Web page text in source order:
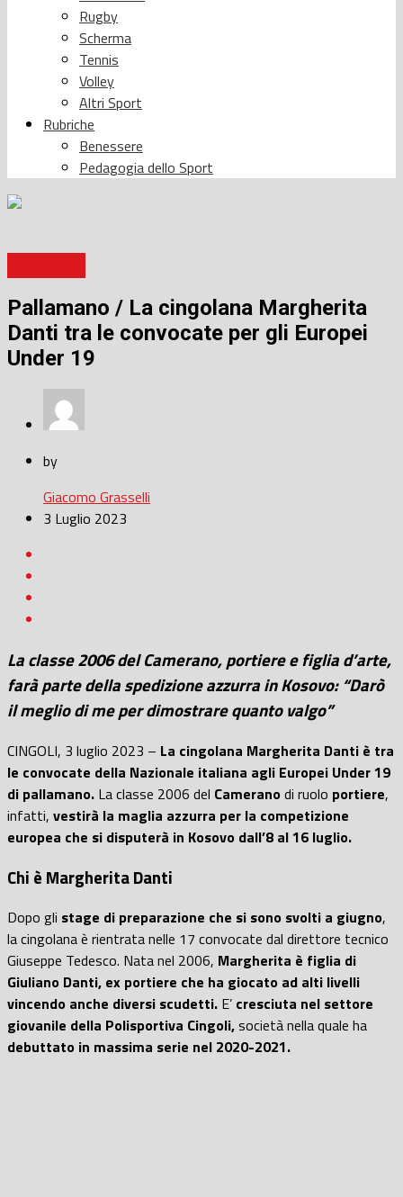
Rugby
Scherma
Tennis
Volley
Altri Sport
Rubriche
Benessere
Pedagogia dello Sport
Pallamano / La cingolana Margherita
Danti tra le convocate per gli Europei
Under 19
by
Giacomo Grasselli
3 Luglio 2023
La classe 2006 del Camerano, portiere e figlia d’arte,
farà parte della spedizione azzurra in Kosovo: “Darò
il meglio di me per dimostrare quanto valgo”
CINGOLI, 3 luglio 2023 – La cingolana Margherita Danti è tra
le convocate della Nazionale italiana agli Europei Under 19
di pallamano. La classe 2006 del Cameranodi ruolo portiere,
infatti, vestirà la maglia azzurra per la competizione
europea che si disputerà in Kosovo dall’8 al 16 luglio.
Chi è Margherita Danti
Dopo gli stage di preparazione che si sono svolti a giugno,
la cingolana è rientrata nelle 17 convocate dal direttore tecnico
Giuseppe Tedesco. Nata nel 2006, Margherita è figlia di
Giuliano Danti, ex portiere che ha giocato ad alti livelli
vincendo anche diversi scudetti. E’ cresciuta nel settore
giovanile della Polisportiva Cingoli,società nella quale ha
debuttato in massima serie nel 2020-2021.